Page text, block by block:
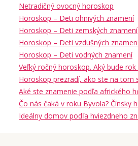
Netradičný ovocný horoskop
Horoskop – Deti ohnivých znamení
Horoskop – Deti zemských znamení
Horoskop – Deti vzdušných
Horoskop – Deti vodných znamení
Veľký ročný horoskop. Aký bude rok
Horoskop prezradí, ako ste na tom
Aké ste znamenie podľa afrického
Čo nás čaká v roku Byvola? Čínsky
Ideálny domov podľa hviezdneho